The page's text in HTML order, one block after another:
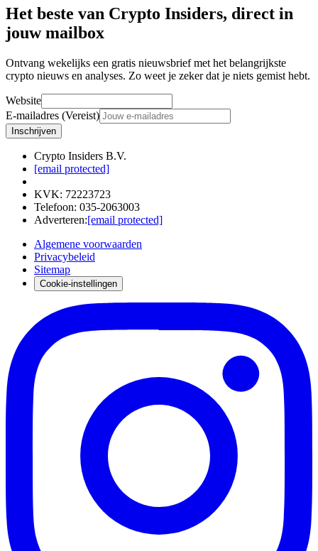
Het beste van Crypto Insiders, direct in
jouw mailbox
Ontvang wekelijks een gratis nieuwsbrief met het belangrijkste
crypto nieuws en analyses. Zo weet je zeker dat je niets gemist hebt.
Website
E-mailadres (Vereist)
Inschrijven
Crypto Insiders B.V.
[email protected]
KVK: 72223723
Telefoon: 035-2063003
Adverteren:[email protected]
Algemene voorwaarden
Privacybeleid
Sitemap
Cookie-instellingen